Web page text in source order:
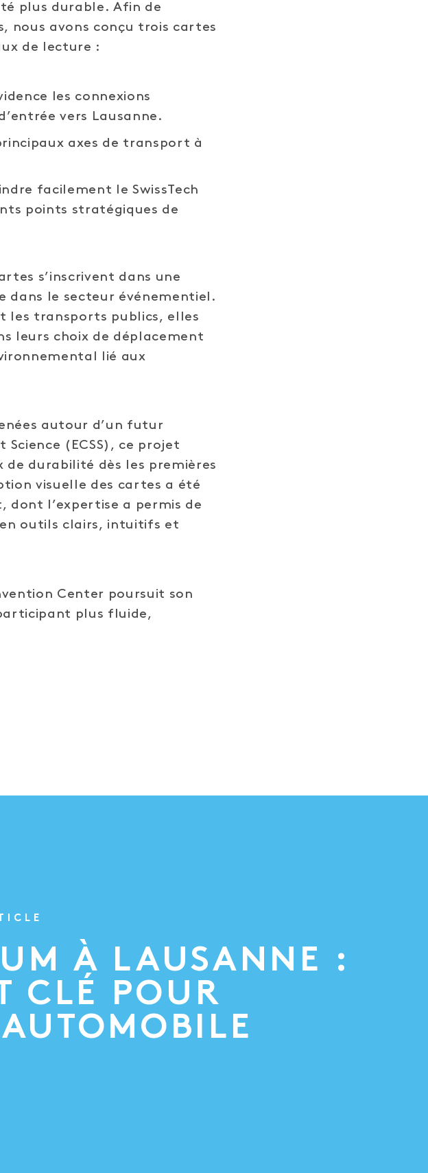
plus durable. Afin de
nous avons conçu trois cartes
de lecture :
les connexions
vers Lausanne.
axes de transport à
facilement le SwissTech
points stratégiques de
s’inscrivent dans une
dans le secteur événementiel.
les transports publics, elles
leurs choix de déplacement
lié aux
autour d’un futur
(ECSS), ce projet
durabilité dès les premières
visuelle des cartes a été
dont l’expertise a permis de
outils clairs, intuitifs et
Center poursuit son
plus fluide,
À LAUSANNE :
CLÉ POUR